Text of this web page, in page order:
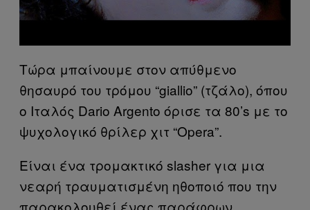
Τώρα μπαίνουμε στον απύθμενο
θησαυρό του τρόμου “giallio” (τζάλο), όπου
ο Ιταλός Dario Argento όρισε τα 80’s με το
ψυχολογικό θρίλερ χιτ “Opera”.
Είναι ένα τρομακτικό slasher για μια
νεαρή τραυματισμένη ηθοποιό που την
παρακολουθεί ένας παράφρων